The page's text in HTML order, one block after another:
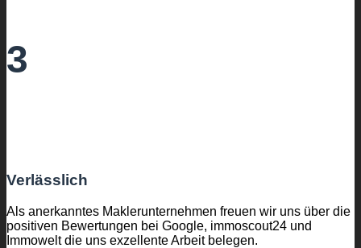
3
Verlässlich
Als anerkanntes Maklerunternehmen freuen wir uns über die
positiven Bewertungen bei Google, immoscout24 und
Immowelt die uns exzellente Arbeit belegen.